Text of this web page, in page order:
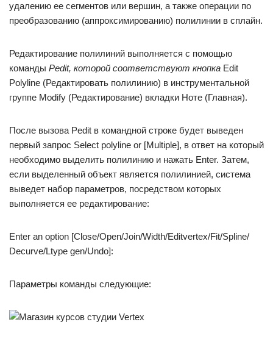
удалению ее сегментов или вершин, а также операции по
преобразованию (аппроксимированию) полилинии в сплайн.
Редактирование полилиний выполняется с помощью
команды Pedit, которой соответствуют кнопка Edit
Polyline (Редактировать полилинию) в инструментальной
группе Modify (Редактирование) вкладки Ноте (Главная).
После вызова Pedit в командной строке будет выведен
первый запрос Select polyline or [Multiple], в ответ на который
необходимо выделить полилинию и нажать Enter. Затем,
если выделенный объект является полилинией, система
выведет набор параметров, посредством которых
выполняется ее редактирование:
Enter an option [Close/Open/Join/Width/Editvertex/Fit/Spline/
Decurve/Ltype gen/Undo]:
Параметры команды следующие: